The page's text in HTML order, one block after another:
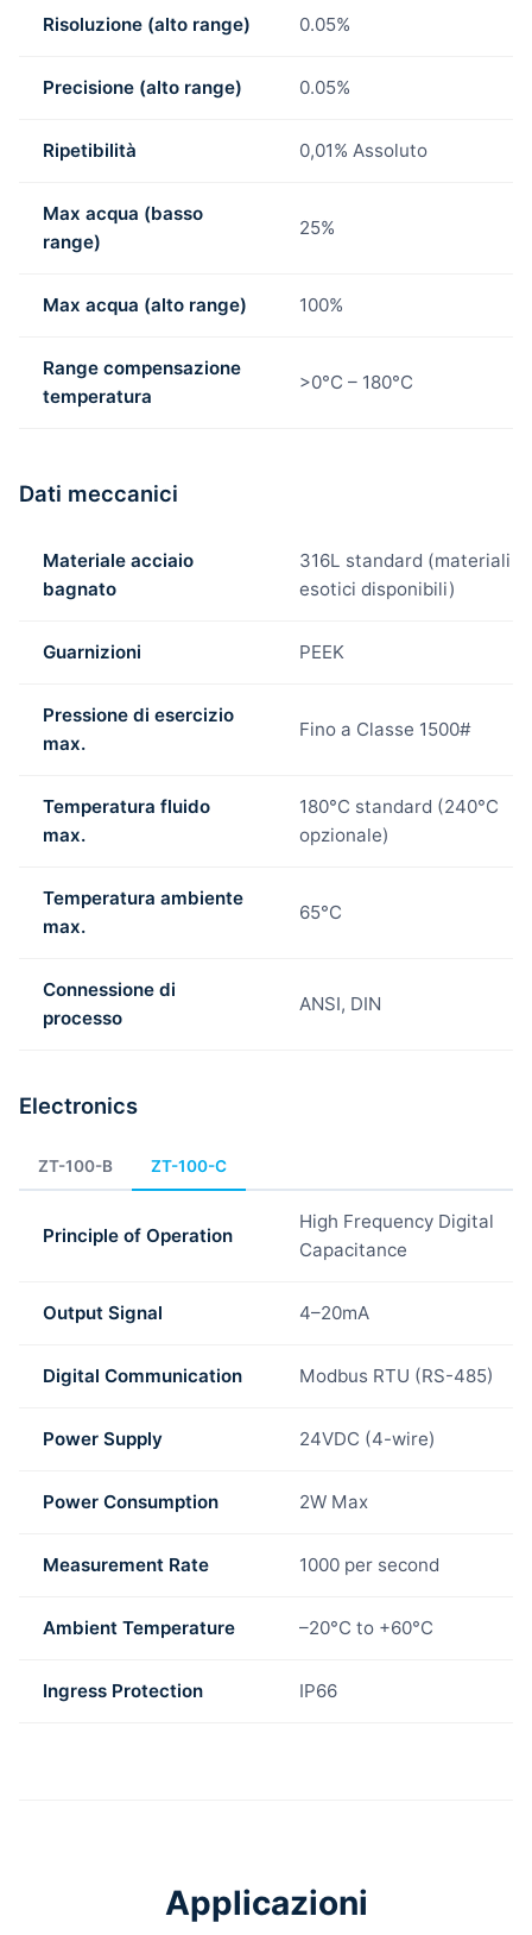
Risoluzione (alto range) 0.05%
Precisione (alto range) 0.05%
Ripetibilità 0,01% Assoluto
Max acqua (basso
range)
25%
Max acqua (alto range) 100%
Range compensazione
temperatura
>0°C – 180°C
Dati meccanici
Materiale acciaio
bagnato
316L standard (materiali
esotici disponibili)
Guarnizioni PEEK
Pressione di esercizio
max.
Fino a Classe 1500#
Temperatura fluido
max.
180°C standard (240°C
opzionale)
Temperatura ambiente
max.
65°C
Connessione di
processo
ANSI, DIN
Electronics
ZT-100-B ZT-100-C
Principle of Operation
High Frequency Digital
Capacitance
Output Signal 4–20mA
Digital Communication Modbus RTU (RS-485)
Power Supply 24VDC (4-wire)
Power Consumption 2W Max
Measurement Rate 1000 per second
Ambient Temperature –20°C to +60°C
Ingress Protection IP66
Applicazioni